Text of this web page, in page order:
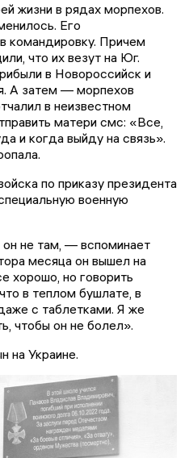
жизни в рядах морпехов.
Его
командировку. Причем
что их везут на Юг.
в Новороссийск и
А затем — морпехов
в неизвестном
матери смс: «Все,
и когда выйду на связь».
по приказу президента
военную
не там, — вспоминает
месяца он вышел на
хорошо, но говорить
в теплом бушлате, в
с таблетками. Я же
чтобы он не болел».
на Украине.